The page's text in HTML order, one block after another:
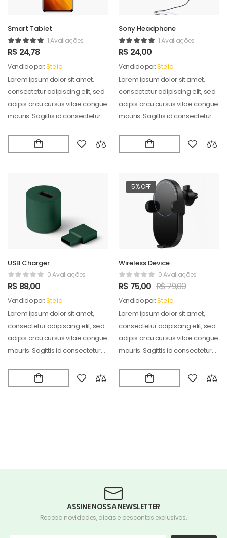
Smart Tablet
1 Avaliações
R$ 24,78
Vendido por:Stelio
Lorem ipsum dolor sit amet,
consectetur adipiscing elit, sed
adipis arcu cursus vitae congue
mauris. Sagittis id consectetur
Sony Headphone
1 Avaliações
R$ 24,00
Vendido por:Stelio
Lorem ipsum dolor sit amet,
consectetur adipiscing elit, sed
adipis arcu cursus vitae congue
mauris. Sagittis id consectetur
USB Charger
0 Avaliações
R$ 88,00
Vendido por:Stelio
Lorem ipsum dolor sit amet,
consectetur adipiscing elit, sed
adipis arcu cursus vitae congue
mauris. Sagittis id consectetur
5% OFF
Wireless Device
0 Avaliações
R$ 75,00 R$79,00
Vendido por:Stelio
Lorem ipsum dolor sit amet,
consectetur adipiscing elit, sed
adipis arcu cursus vitae congue
mauris. Sagittis id consectetur
ASSINE NOSSA NEWSLETTER
Receba novidades, dicas e descontos exclusivos.